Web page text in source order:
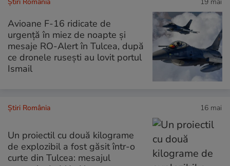
Avioane F-16 ridicate de
urgență în miez de noapte și
mesaje RO-Alert în Tulcea, după
ce dronele rusești au lovit portul
Ismail
Știri România 16 mai
Un proiectil cu două kilograme
de explozibil a fost găsit într-o
curte din Tulcea: mesajul